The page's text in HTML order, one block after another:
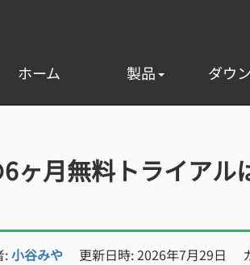
ホーム 製品 ダウ
ヶ月無料トライア
:小谷みや 更新日時: 2026年7月29日